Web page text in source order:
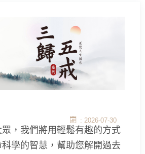
: 2026-07-30
，我們將用輕鬆有趣的方式
學的智慧，幫助您解開過去